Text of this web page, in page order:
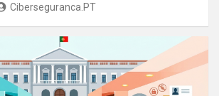
Ciberseguranca.PT